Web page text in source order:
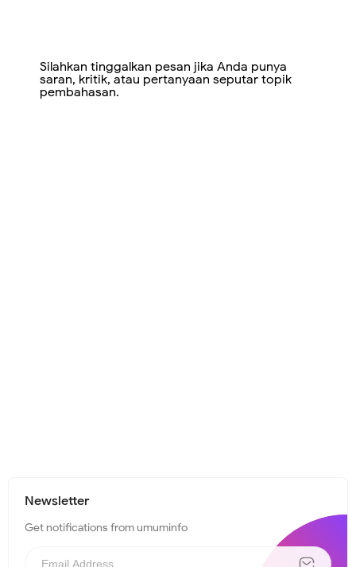
Silahkan tinggalkan pesan jika Anda punya
saran, kritik, atau pertanyaan seputar topik
pembahasan.
Newsletter
Get notifications from umuminfo